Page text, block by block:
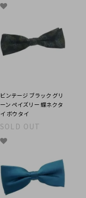
ビンテージ ブラック グリ
ーン ペイズリー 蝶ネクタ
イ ボウタイ
SOLD OUT